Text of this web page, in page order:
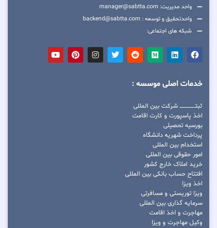
واحد مدیریت: manager@sabtta.com
واحدتحقیق و توسعه : backend@sabtta.com
شبکه های اجتماعی:
خدمات اصلی موسسه :
ثبتــــــــــــــــ شرکت بین المللی
اخذ پاسپورت و کارت اقامت
بورسیه تحصیلی
پرداخت شهریه دانشگاه
استخدام بین المللی
امور حقوقی بین المللی
خرید املاک خارج کشور
افتتاح حساب بانکی بین المللی
اخذ ویزا
ویزا توریستی و مسافرتی
سرمایه گذاری بین المللی
مهاجرت و اخذ اقامت
وکیل مهاجرت و ویزا